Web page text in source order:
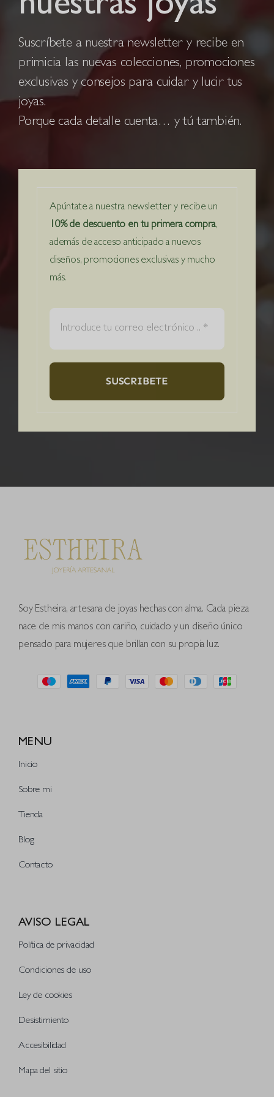
Suscríbete a nuestra newsletter y recibe en
primicia las nuevas colecciones, promociones
exclusivas y consejos para cuidar y lucir tus
joyas.
Porque cada detalle cuenta… y tú también.
Apúntate a nuestra newsletter y recibe un
10% de descuento en tu primera compra,
además de acceso anticipado a nuevos
diseños, promociones exclusivas y mucho
más.
Correo
electrónico
SUSCRIBETE
Soy Estheira, artesana de joyas hechas con alma. Cada pieza
nace de mis manos con cariño, cuidado y un diseño único
pensado para mujeres que brillan con su propia luz.
MENU
Inicio
Sobre mi
Tienda
Blog
Contacto
AVISO LEGAL
Política de privacidad
Condiciones de uso
Ley de cookies
Desistimiento
Accesibilidad
Mapa del sitio